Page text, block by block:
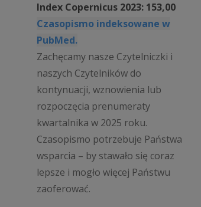
Index Copernicus 2023: 153,00
Czasopismo indeksowane w
PubMed.
Zachęcamy nasze Czytelniczki i
naszych Czytelników do
kontynuacji, wznowienia lub
rozpoczęcia prenumeraty
kwartalnika w 2025 roku.
Czasopismo potrzebuje Państwa
wsparcia – by stawało się coraz
lepsze i mogło więcej Państwu
zaoferować.